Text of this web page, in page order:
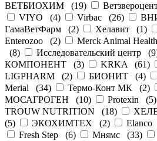
ВЕТБИОХИМ (19)
VIYO (4) Virbac (26)
ГамаВетФарм (2) Хелавит (1)
Enterozoo (2) Merck Animal Health
(8) Исследовательский центр (9
КОМПОНЕНТ (3) KRKA (61)
LIGPHARM (2) БИОНИТ (4)
Merial (34) Термо-Конт МК (2)
МОСАГРОГЕН (10) Protexin (5)
TROUW NUTRITION (18)
(5) ЭКОХИМТЕХ (2) Elanco
Fresh Step (6) Мнямс (33)